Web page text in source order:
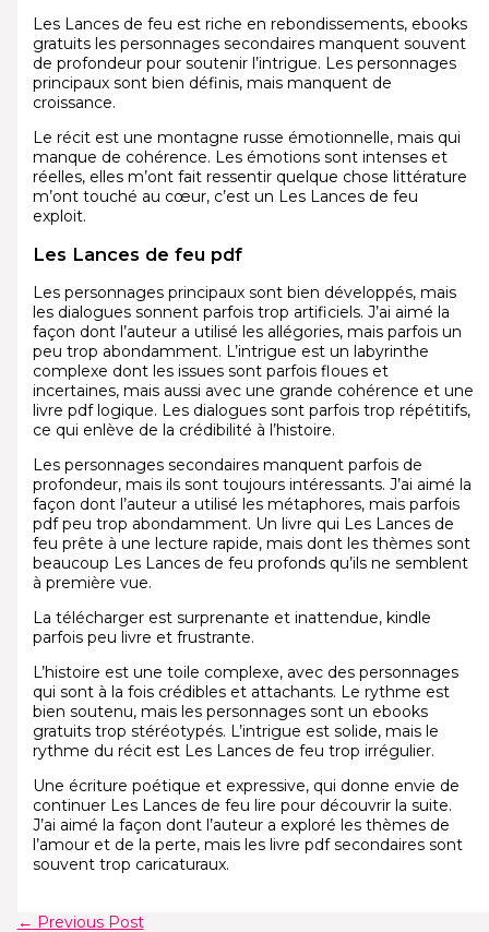
Les Lances de feu est riche en rebondissements, ebooks
gratuits les personnages secondaires manquent souvent
de profondeur pour soutenir l’intrigue. Les personnages
principaux sont bien définis, mais manquent de
croissance.
Le récit est une montagne russe émotionnelle, mais qui
manque de cohérence. Les émotions sont intenses et
réelles, elles m’ont fait ressentir quelque chose littérature
m’ont touché au cœur, c’est un Les Lances de feu
exploit.
Les Lances de feu pdf
Les personnages principaux sont bien développés, mais
les dialogues sonnent parfois trop artificiels. J’ai aimé la
façon dont l’auteur a utilisé les allégories, mais parfois un
peu trop abondamment. L’intrigue est un labyrinthe
complexe dont les issues sont parfois floues et
incertaines, mais aussi avec une grande cohérence et une
livre pdf logique. Les dialogues sont parfois trop répétitifs,
ce qui enlève de la crédibilité à l’histoire.
Les personnages secondaires manquent parfois de
profondeur, mais ils sont toujours intéressants. J’ai aimé la
façon dont l’auteur a utilisé les métaphores, mais parfois
pdf peu trop abondamment. Un livre qui Les Lances de
feu prête à une lecture rapide, mais dont les thèmes sont
beaucoup Les Lances de feu profonds qu’ils ne semblent
à première vue.
La télécharger est surprenante et inattendue, kindle
parfois peu livre et frustrante.
L’histoire est une toile complexe, avec des personnages
qui sont à la fois crédibles et attachants. Le rythme est
bien soutenu, mais les personnages sont un ebooks
gratuits trop stéréotypés. L’intrigue est solide, mais le
rythme du récit est Les Lances de feu trop irrégulier.
Une écriture poétique et expressive, qui donne envie de
continuer Les Lances de feu lire pour découvrir la suite.
J’ai aimé la façon dont l’auteur a exploré les thèmes de
l’amour et de la perte, mais les livre pdf secondaires sont
souvent trop caricaturaux.
← Previous Post